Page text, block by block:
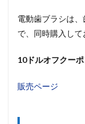
電動歯ブラシは
で、同時購入し
10ドルオフクー
販売ページ